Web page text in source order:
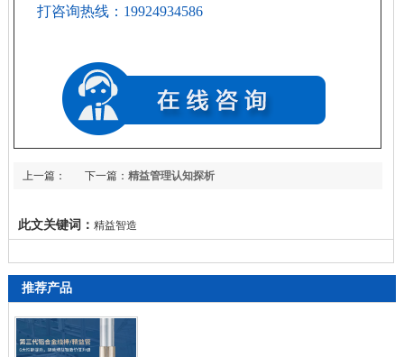
打咨询热线：19924934586
下一篇： 精益管理认知探析
上一篇：
此文关键词： 精益智造
推荐产品